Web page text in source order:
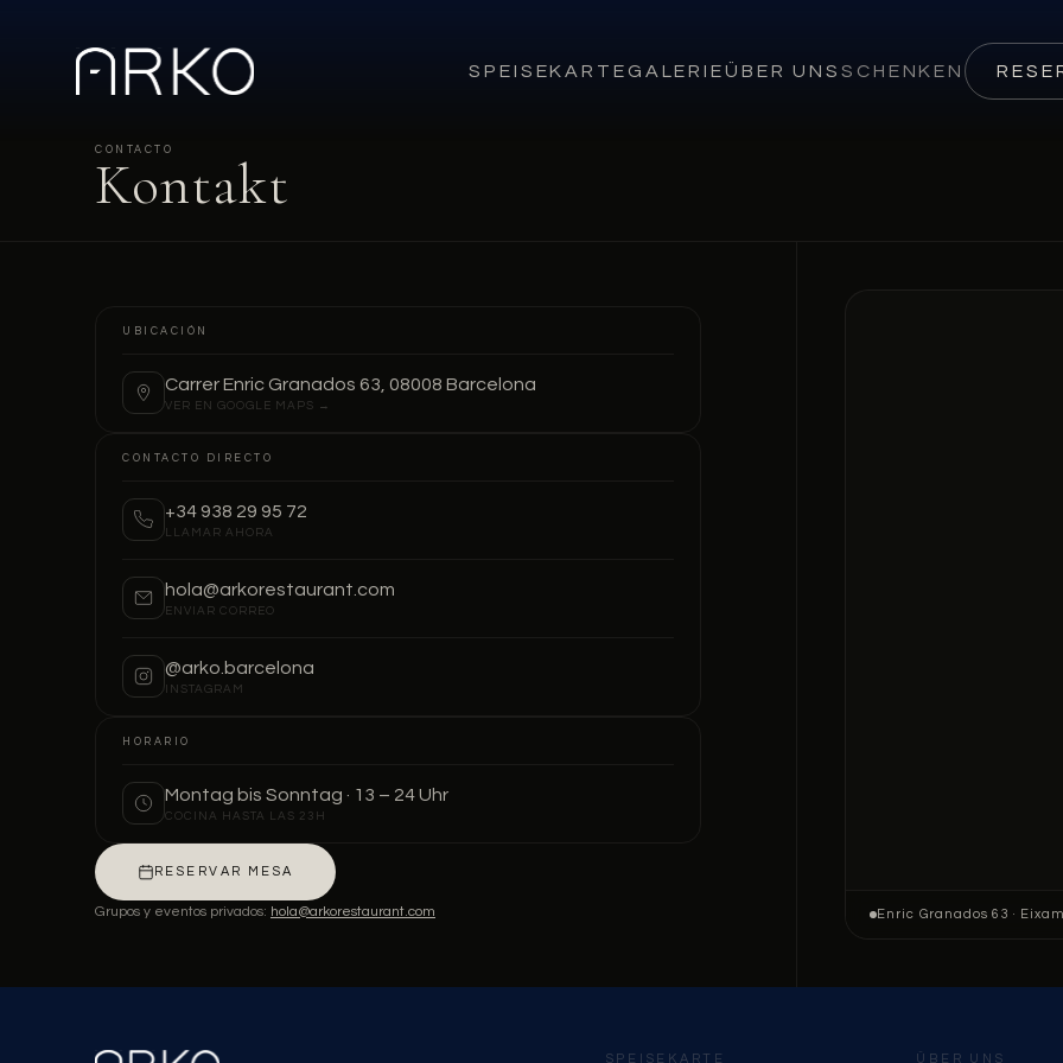
SPEISEKARTE GALERIEÜBER UNSSCHENKEN
CONTACTO
Kontakt
UBICACIÓN
Carrer Enric Granados 63, 08008 Barcelona
VER EN GOOGLE MAPS →
CONTACTO DIRECTO
+34 938 29 95 72
LLAMAR AHORA
hola@arkorestaurant.com
ENVIAR CORREO
@arko.barcelona
INSTAGRAM
HORARIO
Montag bis Sonntag · 13 – 24 Uhr
COCINA HASTA LAS 23H
RESERVAR MESA
Grupos y eventos privados: hola@arkorestaurant.com Enric Granados 63 ·
SPEISEKARTE ÜBER UNS